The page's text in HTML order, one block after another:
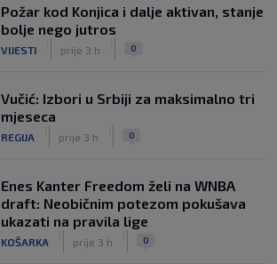
Požar kod Konjica i dalje aktivan, stanje
bolje nego jutros
VIJESTI prije 3 h 0
Vučić: Izbori u Srbiji za maksimalno tri
mjeseca
REGIJA prije 3 h 0
Enes Kanter Freedom želi na WNBA
draft: Neobičnim potezom pokušava
ukazati na pravila lige
KOŠARKA prije 3 h 0